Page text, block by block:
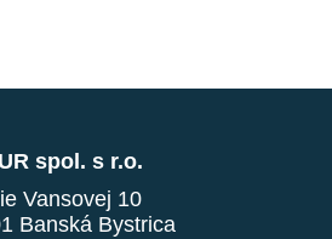
spol. s r.o.
Vansovej 10
Banská Bystrica